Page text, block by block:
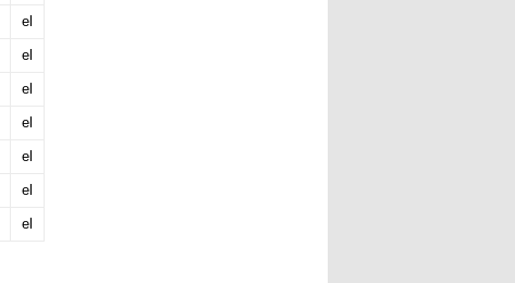
el
el
el
el
el
el
el